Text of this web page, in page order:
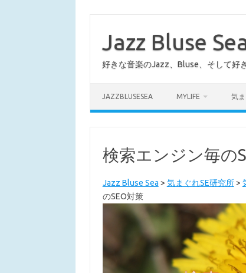
Jazz Bluse
好きな音楽のJazz、Bluse、そして好
JAZZBLUSESEA MYLIFE 気
検索エンジン毎の
Jazz Bluse Sea > 気まぐれSE研究所>
のSEO対策